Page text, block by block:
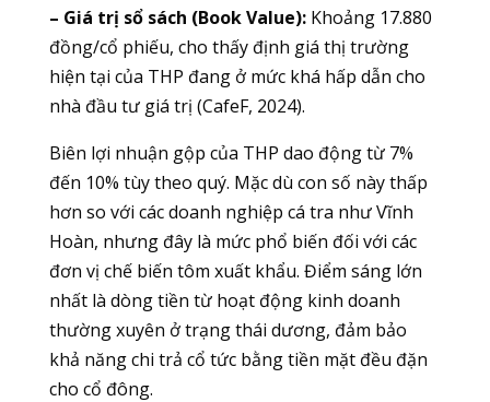
– Giá trị sổ sách (Book Value):Khoảng 17.880
đồng/cổ phiếu, cho thấy định giá thị trường
hiện tại của THP đang ở mức khá hấp dẫn cho
nhà đầu tư giá trị (CafeF, 2024).
Biên lợi nhuận gộp của THP dao động từ 7%
đến 10% tùy theo quý. Mặc dù con số này thấp
hơn so với các doanh nghiệp cá tra như Vĩnh
Hoàn, nhưng đây là mức phổ biến đối với các
đơn vị chế biến tôm xuất khẩu. Điểm sáng lớn
nhất là dòng tiền từ hoạt động kinh doanh
thường xuyên ở trạng thái dương, đảm bảo
khả năng chi trả cổ tức bằng tiền mặt đều đặn
cho cổ đông.